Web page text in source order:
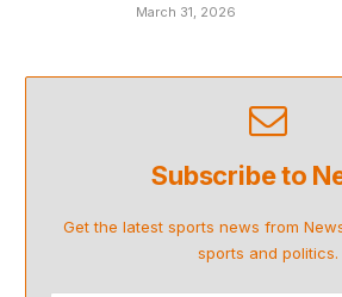
March 31, 2026
Subscribe to
Get the latest sports news from
sports and politics.